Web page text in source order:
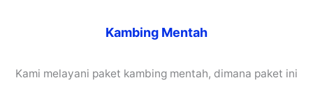
Kambing Mentah
Kami melayani paket kambing mentah, dimana paket ini